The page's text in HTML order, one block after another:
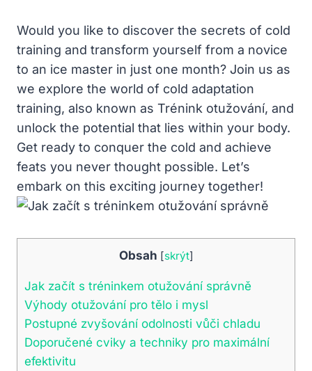
Would you like to discover the secrets of cold
training and transform yourself from a novice
to an ice master in just one month? Join us as
we explore the world of cold adaptation
training, also known as Trénink otužování, and
unlock the potential that lies within your body.
Get ready to conquer the cold and achieve
feats you never thought possible. Let’s
embark on this exciting journey together!
Obsah [skrýt]
Jak začít s tréninkem otužování správně
Výhody otužování pro tělo i mysl
Postupné zvyšování odolnosti vůči chladu
Doporučené cviky a techniky pro maximální
efektivitu